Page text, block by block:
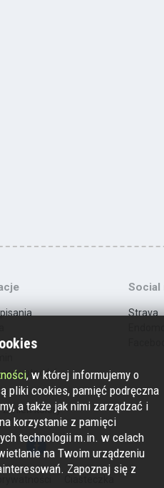
prywatności
Social
Strava
Zmień kolory
, w której informujemy o
pliki cookies, pamięć podręczna
a także jak nimi zarządzać i
korzystanie z pamięci
technologii m.in. w celach
na Twoim urządzeniu
Zapoznaj się z